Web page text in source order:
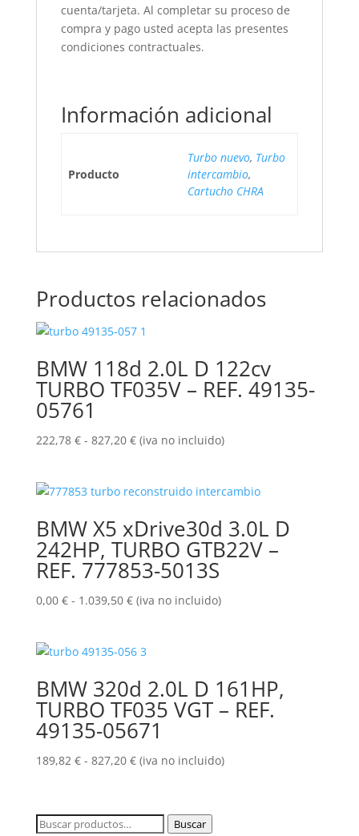
cuenta/tarjeta. Al completar su proceso de
compra y pago usted acepta las presentes
condiciones contractuales.
Información adicional
Producto
Turbo nuevo, Turbo
intercambio,
Cartucho CHRA
Productos relacionados
BMW 118d 2.0L D 122cv
TURBO TF035V – REF. 49135-
05761
222,78 € - 827,20 €Rango
desde
hasta
827,20 €
(iva no incluido)
BMW X5 xDrive30d 3.0L D
242HP, TURBO GTB22V –
REF. 777853-5013S
0,00 € - 1.039,50 €Rango
desde
hasta
1.039,50 €
(iva no incluido)
BMW 320d 2.0L D 161HP,
TURBO TF035 VGT – REF.
49135-05671
189,82 € - 827,20 €Rango
desde
(iva no incluido)
Buscar
Buscar